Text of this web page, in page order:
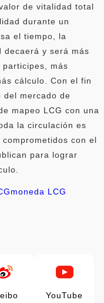
de vitalidad total
durante un
el tiempo, la
decaerá y será más
más
cálculo. Con el fin
del mercado de
mapeo LCG con una
la circulación es
con el
para lograr
moneda LCG
YouTube